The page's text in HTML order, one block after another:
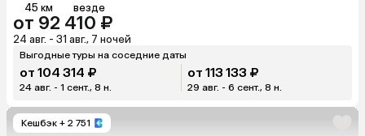
45 км везде
от 92 410 ₽
24 авг. - 31 авг., 7 ночей
Выгодные туры на соседние даты
от 104 314 ₽
24 авг. - 1 сент., 8 н.
от 113 133 ₽
29 авг. - 6 сент., 8 н.
Кешбэк + 2 751